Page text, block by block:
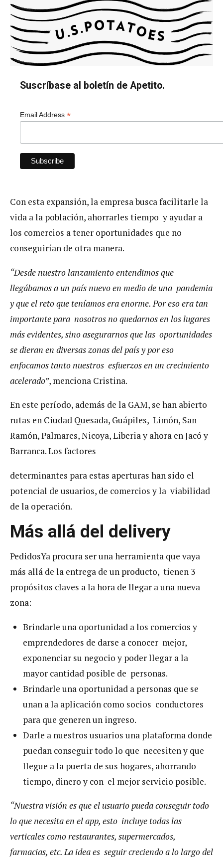
Suscríbase al boletín de Apetito.
Email Address *
Con esta expansión, la empresa busca facilitarle la
vida a la población, ahorrarles tiempo y ayudar a
los comercios a tener oportunidades que no
conseguirían de otra manera.
“Desde nuestro lanzamiento entendimos que
llegábamos a un país nuevo en medio de una pandemia
y que el reto que teníamos era enorme. Por eso era tan
importante para nosotros no quedarnos en los lugares
más evidentes, sino asegurarnos que las oportunidades
se dieran en diversas zonas del país y por eso
enfocamos tanto nuestros esfuerzos en un crecimiento
acelerado”, menciona Cristina.
En este período, además de la GAM, se han abierto
rutas en Ciudad Quesada, Guápiles, Limón, San
Ramón, Palmares, Nicoya, Liberia y ahora en Jacó y
Barranca. Los factores
determinantes para estas aperturas han sido el
potencial de usuarios, de comercios y la viabilidad
de la operación.
Más allá del delivery
PedidosYa procura ser una herramienta que vaya
más allá de la entrega de un producto, tienen 3
propósitos claves a la hora de llegar a una nueva
zona:
Brindarle una oportunidad a los comercios y
emprendedores de darse a conocer mejor,
exponenciar su negocio y poder llegar a la
mayor cantidad posible de personas.
Brindarle una oportunidad a personas que se
unan a la aplicación como socios conductores
para que generen un ingreso.
Darle a nuestros usuarios una plataforma donde
puedan conseguir todo lo que necesiten y que
llegue a la puerta de sus hogares, ahorrando
tiempo, dinero y con el mejor servicio posible.
“Nuestra visión es que el usuario pueda conseguir todo
lo que necesita en el app, esto incluye todas las
verticales como restaurantes, supermercados,
farmacias, etc. La idea es seguir creciendo a lo largo del